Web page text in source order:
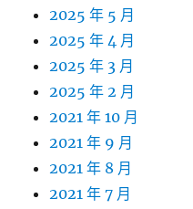
2025 年 5 月
2025 年 4 月
2025 年 3 月
2025 年 2 月
2021 年 10 月
2021 年 9 月
2021 年 8 月
2021 年 7 月